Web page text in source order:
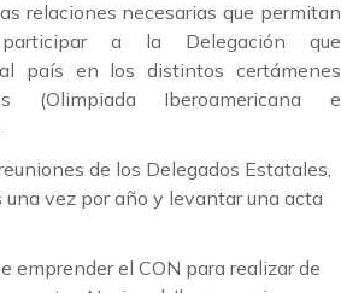
relaciones necesarias que permitan
a la Delegación que
país en los distintos certámenes
(Olimpiada Iberoamericana e
de los Delegados Estatales,
una vez por año y levantar una acta
emprender el CON para realizar de